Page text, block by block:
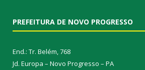
PREFEITURA DE NOVO PROGRESSO
End.: Tr. Belém, 768
Jd. Europa – Novo Progresso – PA